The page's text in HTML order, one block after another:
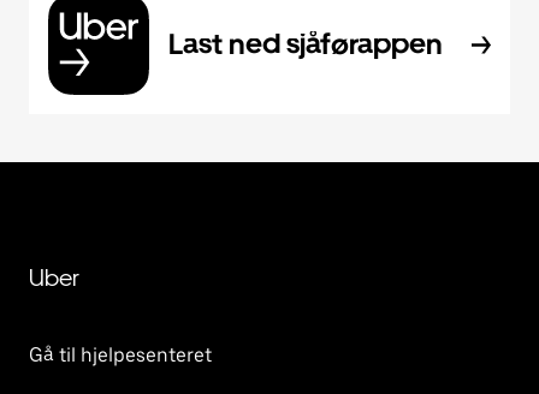
Last ned sjåførappen
Uber
Gå til hjelpesenteret